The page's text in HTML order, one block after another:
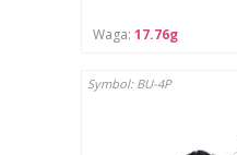
Waga: 17.76g
Symbol: BU-4P